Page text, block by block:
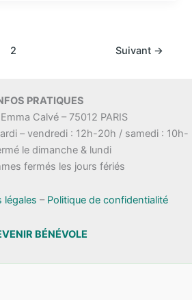
2 Suivant →
PRATIQUES
Calvé – 75012 PARIS
– vendredi : 12h-20h / samedi : 10h-
le dimanche & lundi
fermés les jours fériés
légales – Politique de confidentialité
BÉNÉVOLE